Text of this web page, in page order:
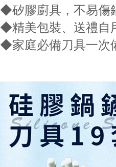
◆矽膠廚具，不易傷
◆精美包裝、送禮自
◆家庭必備刀具一次